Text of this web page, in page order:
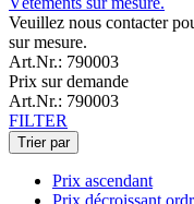
Veuillez nous contacter
sur mesure.
Art.Nr.: 790003
Prix sur demande
Art.Nr.: 790003
FILTER
Trier par
Prix ascendant
Prix décroissant